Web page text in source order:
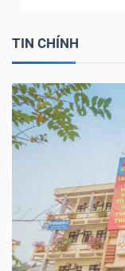
TIN CHÍNH